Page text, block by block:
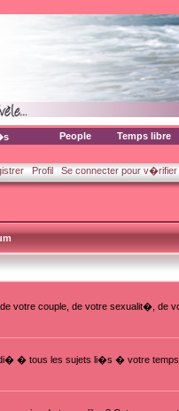
People Temps libre
Profil Se connecter pour
votre couple, de votre sexualit�, de
� tous les sujets li�s � votre